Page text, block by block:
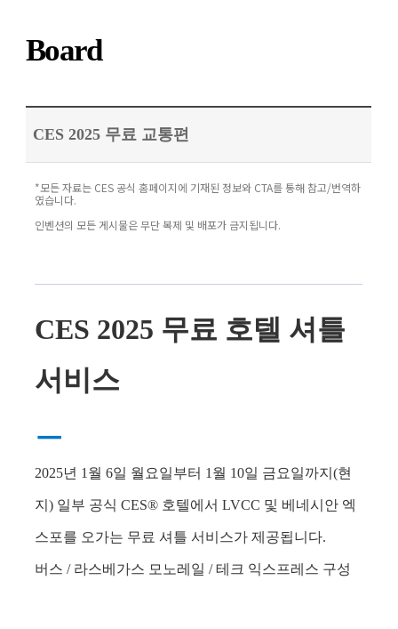
Board
CES 2025 무료 교통편
*모든 자료는 CES 공식 홈페이지에 기재된 정보와 CTA를 통해 참고/번역하
였습니다.
인벤션의 모든 게시물은 무단 복제 및 배포가 금지됩니다.
CES 2025 무료 호텔 셔틀
서비스
ㅡ
2025년 1월 6일 월요일부터 1월 10일 금요일까지(현
지) 일부 공식 CES® 호텔에서 LVCC 및 베네시안 엑
스포를 오가는 무료 셔틀 서비스가 제공됩니다.
버스 / 라스베가스 모노레일 /테크 익스프레스 구성